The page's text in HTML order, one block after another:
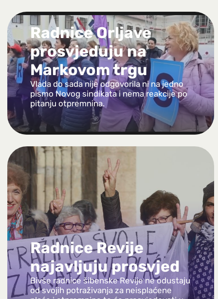
Radnice Orljave
prosvjeduju na
Markovom trgu
Vlada do sada nije odgovorila ni na jedno
pismo Novog sindikata i nema reakcije po
pitanju otpremnina.
Radnice Revije
najavljuju prosvjed
Bivše radnice šibenske Revije ne odustaju
od svojih potraživanja za neisplaćene